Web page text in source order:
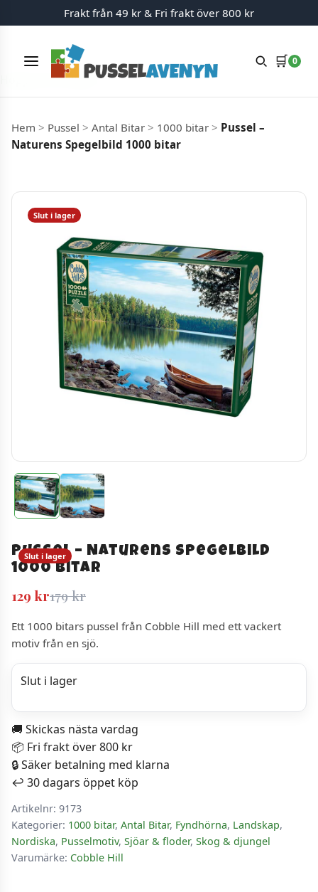
Hoppa till innehåll
Frakt från 49 kr & Fri frakt över 800 kr
Meny 🛒 0
Hem > Pussel > Antal Bitar > 1000 bitar > Pussel –
Naturens Spegelbild 1000 bitar
Slut i lager
Pussel – Naturens Spegelbild
1000 bitar
179krDet
priset
var:
129 kr
Det
priset
är:
Slut i lager
Ett 1000 bitars pussel från Cobble Hill med ett vackert
motiv från en sjö.
Slut i lager
🚚 Skickas nästa vardag
📦 Fri frakt över 800 kr
🔒 Säker betalning med klarna
↩️ 30 dagars öppet köp
Artikelnr: 9173
Kategorier: 1000 bitar, Antal Bitar, Fyndhörna, Landskap,
Nordiska, Pusselmotiv, Sjöar & floder, Skog & djungel
Varumärke: Cobble Hill